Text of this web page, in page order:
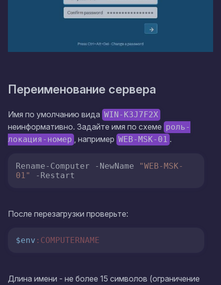
Переименование сервера
Имя по умолчанию вида WIN-K3J7F2X
неинформативно. Задайте имя по схеме роль-
локация-номер , например WEB-MSK-01 .
Rename-Computer -NewName
"WEB-MSK-
01"
-Restart
После перезагрузки проверьте:
$env :COMPUTERNAME
Длина имени - не более 15 символов (ограничение